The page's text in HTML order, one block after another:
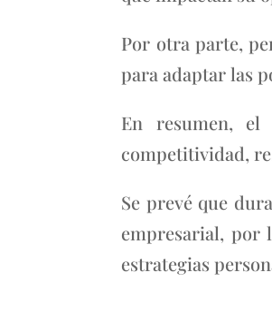
Por otra parte,
para adaptar las
En resumen, el
competitividad,
Se prevé que
empresarial, por
estrategias